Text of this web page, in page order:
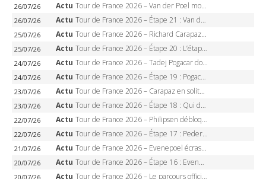
26/07/26 Actu Tour de France 2026 – Van der Poel monumental à Paris, Pogacar égale le record des cinq sacres
26/07/26 Actu Tour de France 2026 – Étape 21 : Van der Poel, Pogacar, qui succédera à Wout van Aert sur les Champs-Elysées ?
25/07/26 Actu Tour de France 2026 – Richard Carapaz roi des Alpes, doublé et maillot à pois, Seixas perd le podium
25/07/26 Actu Tour de France 2026 – Étape 20 : L’étape reine, Galibier, Sarenne, Alpe d’Huez, qui succédera à Pogacar ?
24/07/26 Actu Tour de France 2026 – Tadej Pogacar dompte l’Alpe d’Huez, 5e victoire, record de Pantani pulvérisé
24/07/26 Actu Tour de France 2026 – Étape 19 : Pogacar peut-il enfin dompter l’Alpe d’Huez ?
23/07/26 Actu Tour de France 2026 – Carapaz en solitaire à Orcières-Merlette, Paret-Peintre à un point du maillot à pois
23/07/26 Actu Tour de France 2026 – Étape 18 : Qui domptera Orcières-Merlette, première marche vers l’Alpe d’Huez ?
22/07/26 Actu Tour de France 2026 – Philipsen débloque son compteur à Voiron, Pedersen en danger pour le maillot vert
22/07/26 Actu Tour de France 2026 – Étape 17 : Pedersen peut-il verrouiller le maillot vert à Voiron ?
21/07/26 Actu Tour de France 2026 – Evenepoel écrase le chrono d’Évian, Seixas 4e, Lipowitz abandonne
20/07/26 Actu Tour de France 2026 – Étape 16 : Evenepoel, Pogacar, Ganna… qui domptera le chrono d’Évian pour redessiner le podium ?
20/07/26 Actu Tour de France 2026 – Le parcours officiel complet : 21 étapes, profils, carte et dates